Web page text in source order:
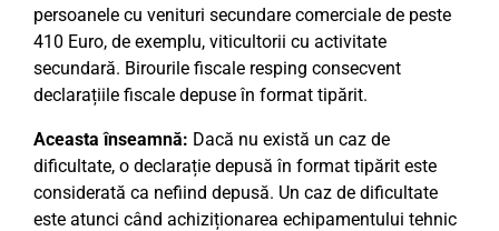
persoanele cu venituri secundare comerciale de peste
410 Euro, de exemplu, viticultorii cu activitate
secundară. Birourile fiscale resping consecvent
declarațiile fiscale depuse în format tipărit.
Aceasta înseamnă: Dacă nu există un caz de
dificultate, o declarație depusă în format tipărit este
considerată ca nefiind depusă. Un caz de dificultate
este atunci când achiziționarea echipamentului tehnic